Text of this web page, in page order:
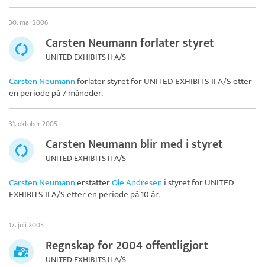
30. mai 2006
Carsten Neumann forlater styret
UNITED EXHIBITS II A/S
Carsten Neumannforlater styret forUNITED EXHIBITS II A/Setter
en periode på 7 måneder.
31. oktober 2005
Carsten Neumann blir med i styret
UNITED EXHIBITS II A/S
Carsten NeumannerstatterOle Andresen i styret forUNITED
EXHIBITS II A/Setter en periode på 10 år.
17. juli 2005
Regnskap for 2004 offentligjort
UNITED EXHIBITS II A/S